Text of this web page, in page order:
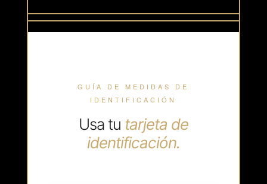
GUÍA DE MEDIDAS DE
IDENTIFICACIÓN
Usa tu tarjeta de
identificación.